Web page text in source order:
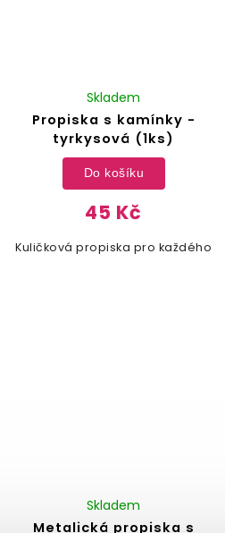
Propiska s kamínky -
tyrkysová (1ks)
Skladem
45 Kč
Do košíku
Kuličková propiska pro každého
Metalická propiska s
Skladem